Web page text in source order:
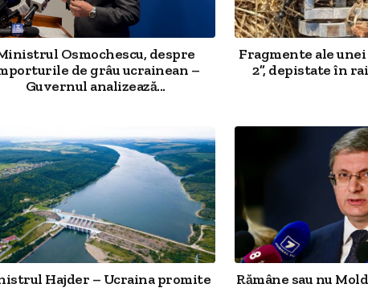
Osmochescu, despre
de grâu ucrainean –
Guvernul analizează...
Fragmente ale
2”, depistate în
Hajder – Ucraina promite
Rămâne sau nu